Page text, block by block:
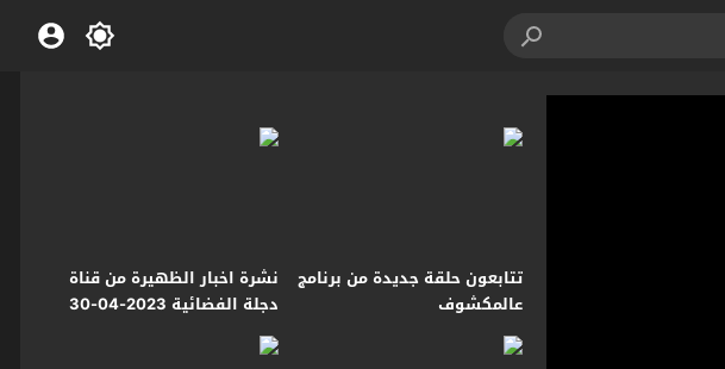
تتابعون حلقة جديدة من برنامج
عالمكشوف
نشرة اخبار الظهيرة من قناة
دجلة الفضائية 2023-04-30